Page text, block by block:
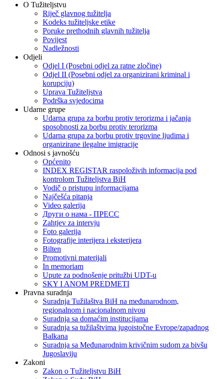
O Tužiteljstvu
Riječ glavnog tužitelja
Kodeks tužiteljske etike
Poruke prethodnih glavnih tužitelja
Povijest
Nadležnosti
Odjeli
Odjel I (Posebni odjel za ratne zločine)
Odjel II (Posebni odjel za organizirani kriminal i
korupciju)
Uprava Tužiteljstva
Podrška svjedocima
Udarne grupe
Udarna grupa za borbu protiv terorizma i jačanja
sposobnosti za borbu protiv terorizma
Udarna grupa za borbu protiv trgovine ljudima i
organizirane ilegalne imigracije
Odnosi s javnošću
Općenito
INDEX REGISTAR raspoloživih informacija pod
kontrolom Tužiteljstva BiH
Vodič o pristupu informacijama
Najčešća pitanja
Video galerija
Други о нама - ПРЕСC
Zahtjev za intervju
Foto galerija
Fotografije interijera i eksterijera
Bilten
Promotivni materijali
In memoriam
Upute za podnošenje pritužbi UDT-u
SKY I ANOM PREDMETI
Pravna suradnja
Suradnja Tužilaštva BiH na međunarodnom,
regionalnom i nacionalnom nivou
Suradnja sa domaćim institucijama
Suradnja sa tužilaštvima jugoistočne Evrope/zapadnog
Balkana
Suradnja sa Međunarodnim krivičnim sudom za bivšu
Jugoslaviju
Zakoni
Zakon o Тužiteljstvu BiH